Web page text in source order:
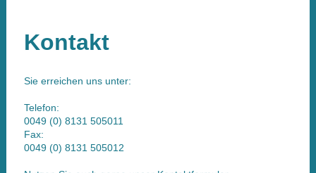
Kontakt
Sie erreichen uns unter:
Telefon:
0049 (0) 8131 505011
Fax:
0049 (0) 8131 505012